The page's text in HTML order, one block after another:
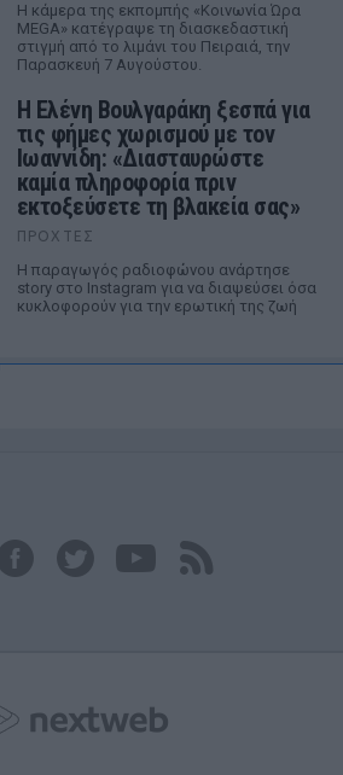
Η κάμερα της εκπομπής «Κοινωνία Ώρα
MEGA» κατέγραψε τη διασκεδαστική
στιγμή από το λιμάνι του Πειραιά, την
Παρασκευή 7 Αυγούστου.
Η Ελένη Βουλγαράκη ξεσπά για
τις φήμες χωρισμού με τον
Ιωαννίδη: «Διασταυρώστε
καμία πληροφορία πριν
εκτοξεύσετε τη βλακεία σας»
ΠΡΟΧΤΈΣ
Η παραγωγός ραδιοφώνου ανάρτησε
story στο Instagram για να διαψεύσει όσα
κυκλοφορούν για την ερωτική της ζωή